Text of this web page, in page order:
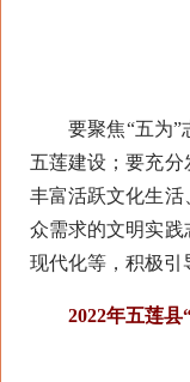
要聚焦“五为”志
五莲建设；要充
丰富活跃文化生
众需求的文明实
现代化等，积极引
2022年五莲县